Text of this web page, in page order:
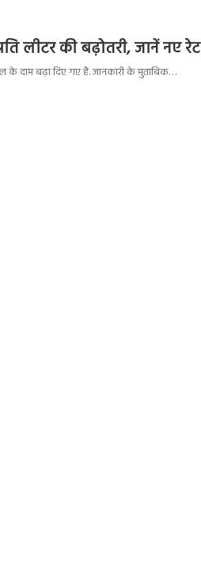
लीटर की बढ़ोतरी, जानें नए रेट
के दाम बढ़ा दिए गए हैं. जानकारी के मुताबिक…